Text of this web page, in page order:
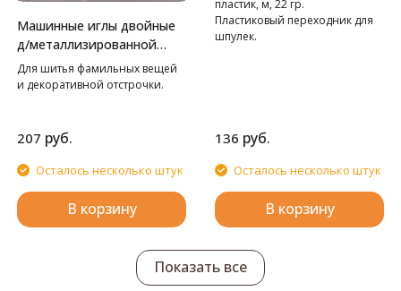
Машинные иглы двойные
д/металлизированной
нити
Для шитья фамильных вещей
и декоративной отстрочки.
207 руб.
Осталось несколько штук
В корзину
пластик, м, 22 гр.
Пластиковый переходник для
шпулек.
136 руб.
Осталось несколько штук
В корзину
Показать все